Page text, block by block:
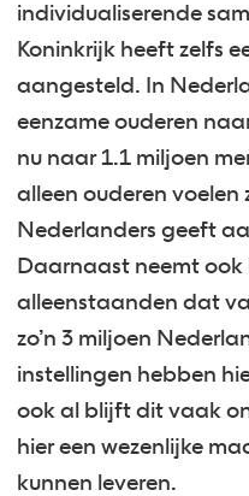
individualiserende
Koninkrijk heeft zelfs
aangesteld. In
eenzame ouderen
nu naar 1.1 miljoen
alleen ouderen voelen
Nederlanders geeft
Daarnaast neemt ook
alleenstaanden dat
zo’n 3 miljoen
instellingen hebben
ook al blijft dit vaak
hier een wezenlijke
kunnen leveren.